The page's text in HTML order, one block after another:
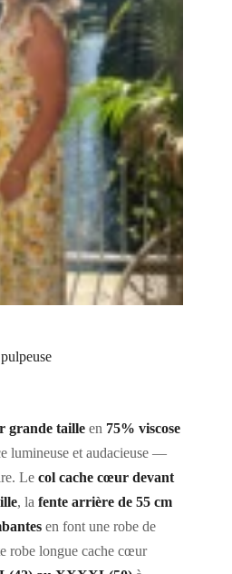
grande taille en 75% viscose
lumineuse et audacieuse —
Le col cache cœur devant
, la fente arrière de 55 cm
en font une robe de
robe longue cache cœur